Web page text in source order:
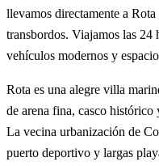
llevamos directamente a
transbordos. Viajamos las 24
vehículos modernos y
Rota es una alegre villa
de arena fina, casco
La vecina urbanización de
puerto deportivo y largas